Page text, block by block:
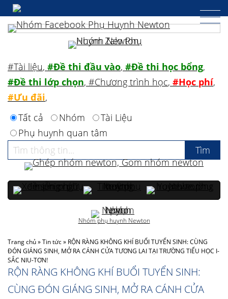
Trang chủ»Tin tức» RỘN RÀNG KHÔNG KHÍ BUỔI TUYỂN SINH: CÙNG
ĐÓN GIÁNG SINH, MỞ RA CÁNH CỬA TƯƠNG LAI TẠI TRƯỜNG TIỂU HỌC I-
SẮC NIU-TƠN!
RỘN RÀNG KHÔNG KHÍ BUỔI TUYỂN SINH:
CÙNG ĐÓN GIÁNG SINH, MỞ RA CÁNH CỬA
#Tài liệu, #Đề thi đầu vào, #Đề thi học bổng,
#Đề thi lớp chọn, #Chương trình học, #Học phí,
#Ưu đãi,
Tất cả
Nhóm
Tài Liệu
Phụ huynh quan tâm
Nhóm phụ huynh Newton